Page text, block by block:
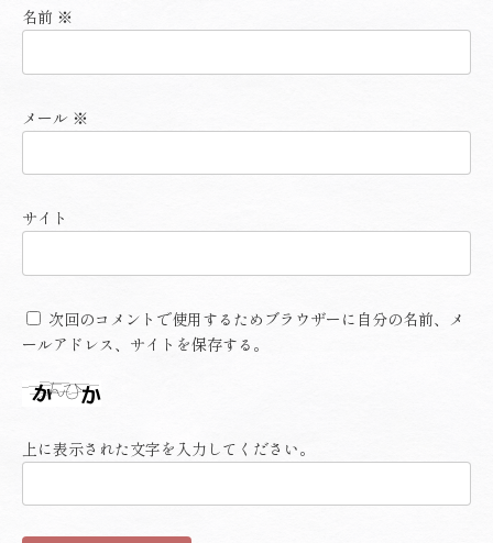
名前 ※
メール ※
サイト
次回のコメントで使用するためブラウザーに自分の名前、メ
ールアドレス、サイトを保存する。
上に表示された文字を入力してください。